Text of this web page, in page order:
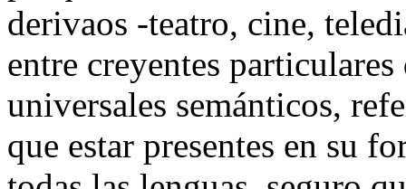
derivaos -teatro, cine,
entre creyentes
universales semánticos,
que estar presentes en su